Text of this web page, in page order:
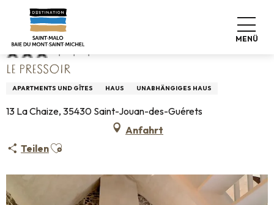
contenu
principal
MENÜ
Startseite
LE PRESSOIR
APARTMENTS UND GÎTES HAUS UNABHÄNGIGES HAUS
13 La Chaize, 35430 Saint-Jouan-des-Guérets
Anfahrt
TeilenAjouter aux favoris